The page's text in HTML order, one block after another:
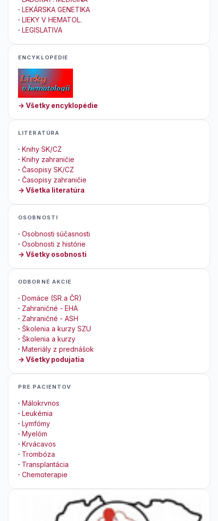
· LEKÁRSKA GENETIKA
· LIEKY V HEMATOL.
· LEGISLATIVA
ENCYKLOPEDIE
→ Všetky encyklopédie
LITERATÚRA
· Knihy SK/CZ
· Knihy zahraničie
· Časopisy SK/CZ
· Časopisy zahraničie
→ Všetka literatúra
OSOBNOSTI
· Osobnosti súčasnosti
· Osobnosti z histórie
→ Všetky osobnosti
ODBORNÉ AKCIE
· Domáce (SR a ČR)
· Zahraničné - EHA
· Zahraničné - ASH
· Školenia a kurzy SZU
· Školenia a kurzy
· Materiály z prednášok
→ Všetky podujatia
PRE PACIENTOV
· Málokrvnos
· Leukémia
· Lymfómy
· Myelóm
· Krvácavos
· Trombóza
· Transplantácia
· Chemoterapie